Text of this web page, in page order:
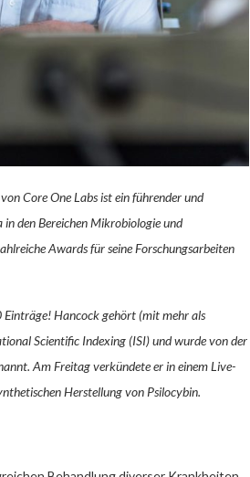
Core One Labs ist ein führender und
den Bereichen Mikrobiologie und
Awards für seine Forschungsarbeiten
Hancock gehört (mit mehr als
Scientific Indexing (ISI) und wurde von der
Am Freitag verkündete er in einem Live-
Herstellung von Psilocybin.